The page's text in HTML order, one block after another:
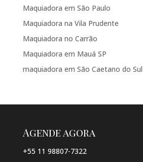
Maquiadora em São Paulo
Maquiadora na Vila Prudente
Maquiadora no Carrão
Maquiadora em Mauá SP
maquiadora em São Caetano do Sul
Agende agora
+55 11 98807-7322